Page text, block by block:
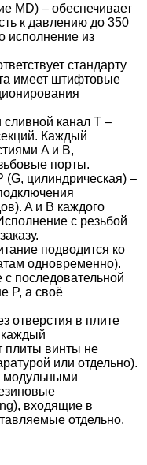
MD) – обеспечивает
к давлению до 350
исполнение из
стандарту
имеет штифтовые
канал T –
Каждый
A и B,
порты.
цилиндрическая) –
A и B каждого
с резьбой
подводится ко
одновременно).
последовательной
P, а своё
отверстия в плите
плиты винты не
или отдельно).
модульными
входящие в
отдельно.